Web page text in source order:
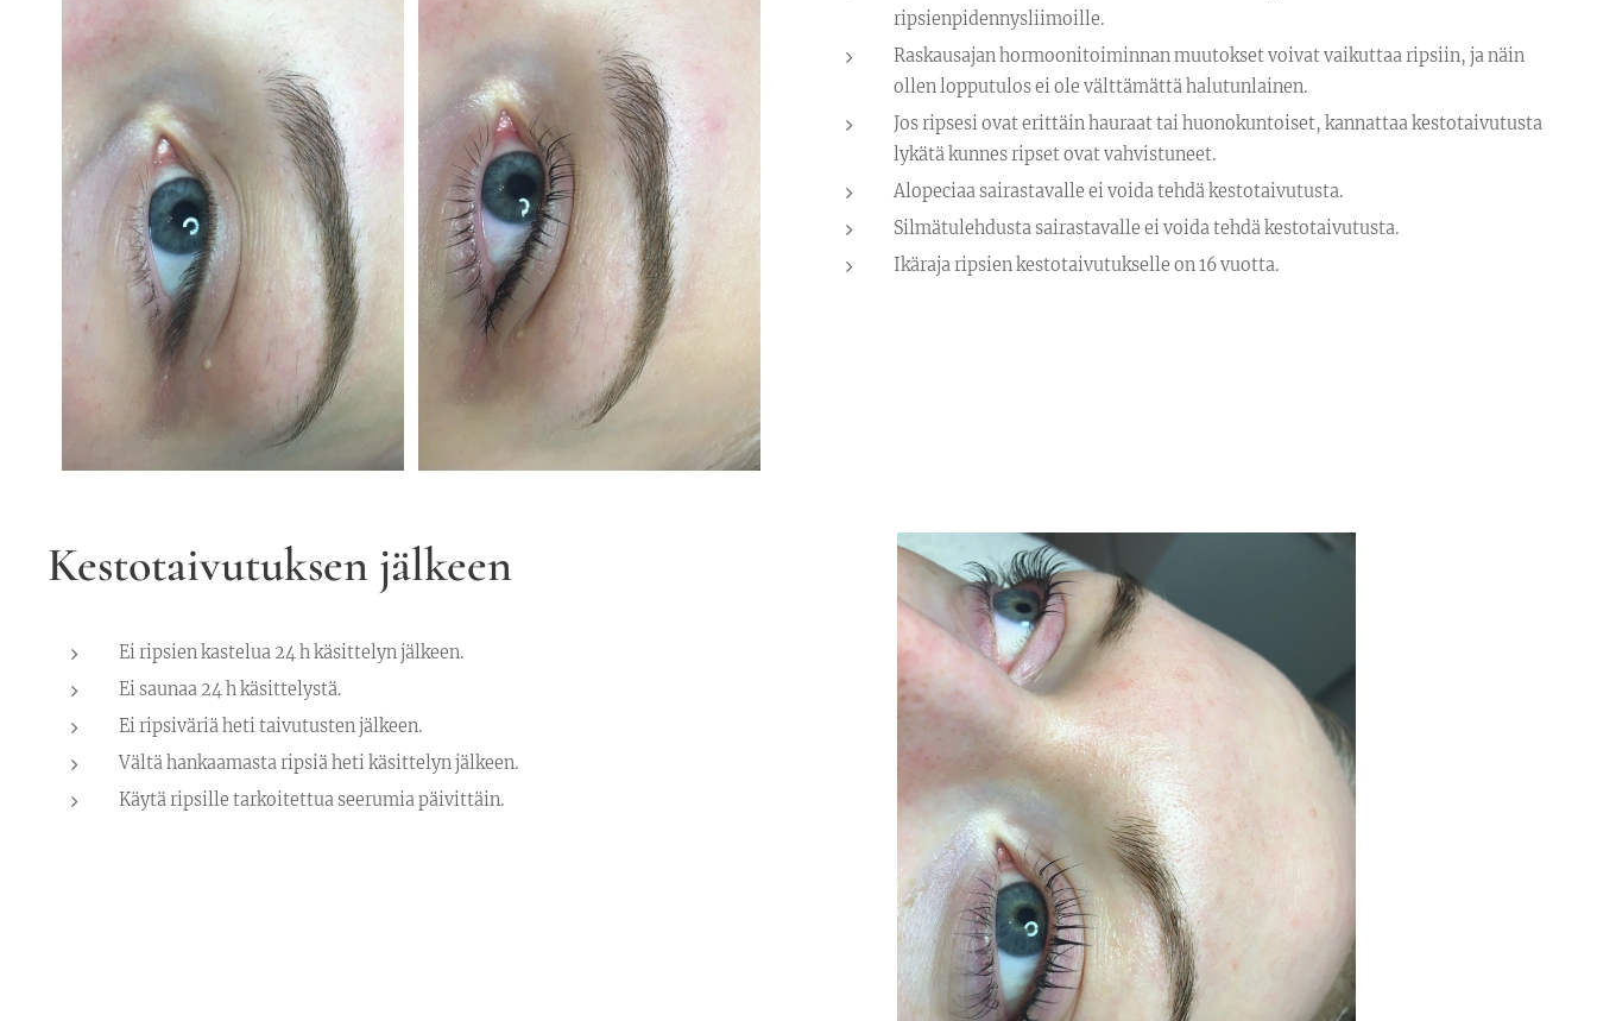
ripsienpidennysliimoille.
Raskausajan hormoonitoiminnan muutokset voivat vaikuttaa ripsiin, ja näin
ollen lopputulos ei ole välttämättä halutunlainen.
Jos ripsesi ovat erittäin hauraat tai huonokuntoiset, kannattaa kestotaivutusta
lykätä kunnes ripset ovat vahvistuneet.
Alopeciaa sairastavalle ei voida tehdä kestotaivutusta.
Silmätulehdusta sairastavalle ei voida tehdä kestotaivutusta.
Ikäraja ripsien kestotaivutukselle on 16 vuotta.
Kestotaivutuksen jälkeen
Ei ripsien kastelua 24 h käsittelyn jälkeen.
Ei saunaa 24 h käsittelystä.
Ei ripsiväriä heti taivutusten jälkeen.
Vältä hankaamasta ripsiä heti käsittelyn jälkeen.
Käytä ripsille tarkoitettua seerumia päivittäin.